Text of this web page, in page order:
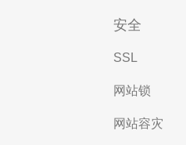
安全
SSL
网站锁
网站容灾